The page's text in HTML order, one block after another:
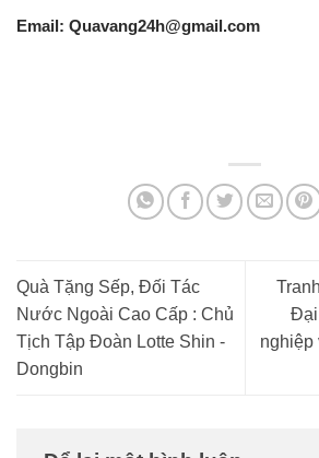
Email: Quavang24h@gmail.com
Quà Tặng Sếp, Đối Tác
Nước Ngoài Cao Cấp : Chủ
Tịch Tập Đoàn Lotte Shin -
Dongbin
Đại
nghiệp